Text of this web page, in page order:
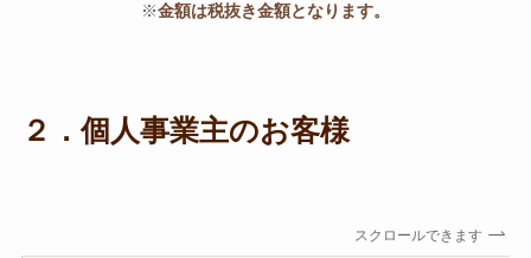
※金額は税抜き金額となります。
２．個人事業主のお客様
スクロールできます